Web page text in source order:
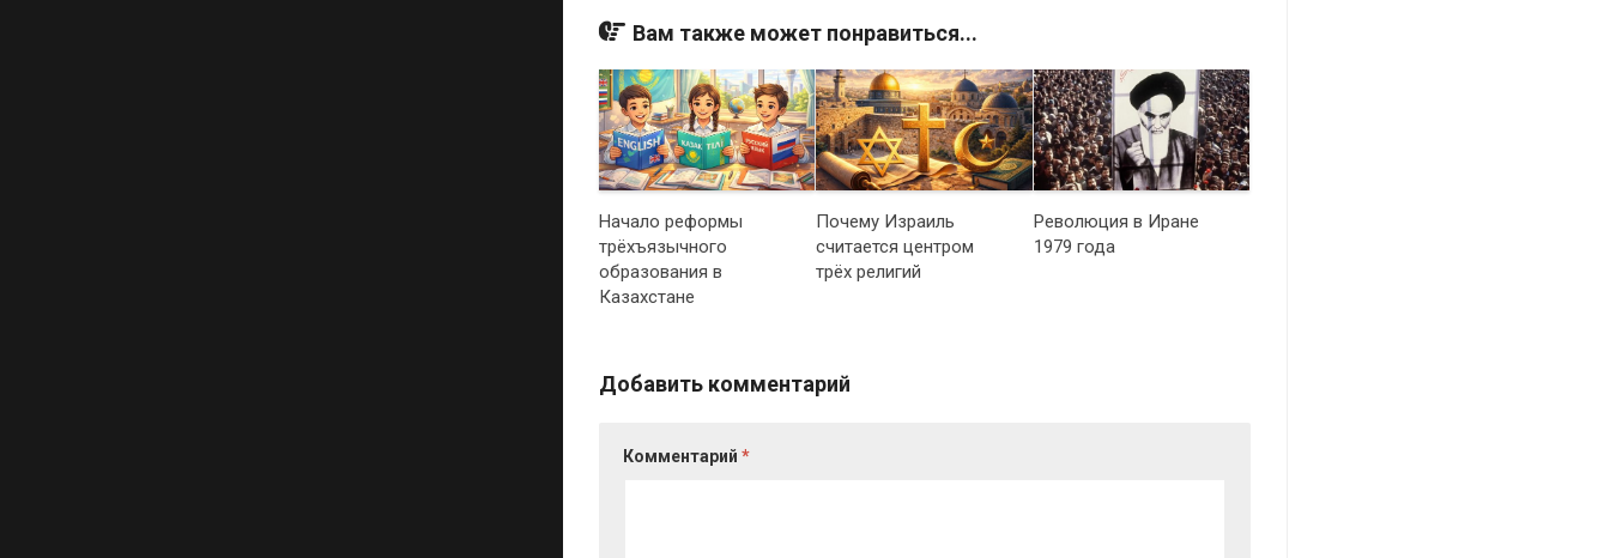
Вам также может понравиться...
Начало реформы
трёхъязычного
образования в
Казахстане
Почему Израиль
считается центром
трёх религий
Революция в Иране
1979 года
Добавить комментарий
Комментарий*